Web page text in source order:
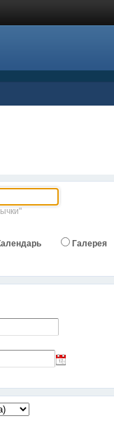
Галерея